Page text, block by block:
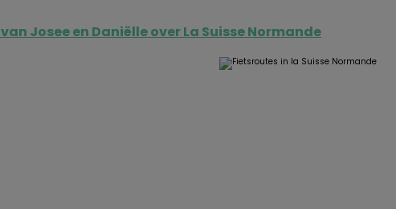
Josee en Daniëlle over La Suisse Normande